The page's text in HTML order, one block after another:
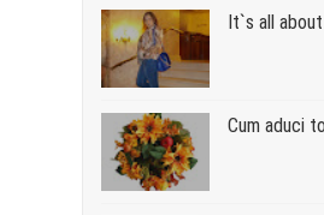
It`s all
Cum aduci